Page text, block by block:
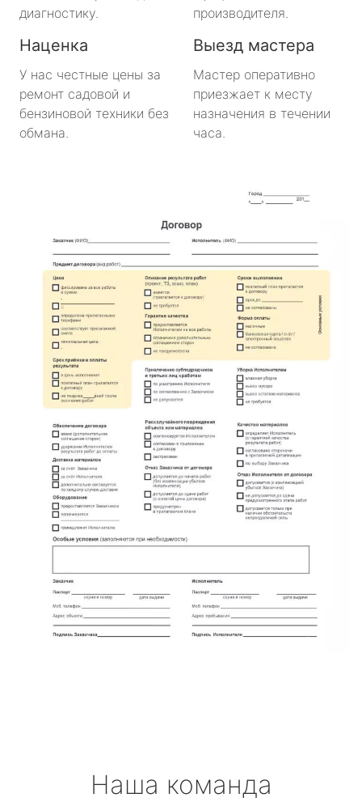
диагностику.
производителя.
Наценка
У нас честные цены за
ремонт садовой и
бензиновой техники без
обмана.
Выезд мастера
Мастер оперативно
приезжает к месту
назначения в течении
часа.
Наша команда